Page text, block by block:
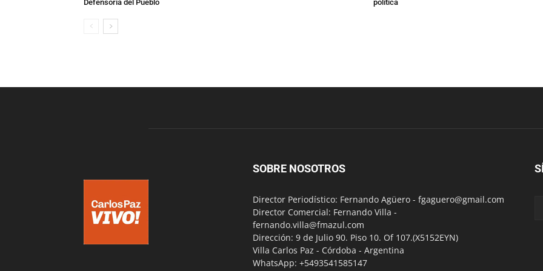
Defensoría del Pueblo
política
SOBRE NOSOTROS
Director Periodístico: Fernando Agüero - fgaguero@gmail.com
Director Comercial: Fernando Villa -
fernando.villa@fmazul.com
Dirección: 9 de Julio 90. Piso 10. Of 107.(X5152EYN)
Villa Carlos Paz - Córdoba - Argentina
WhatsApp: +5493541585147